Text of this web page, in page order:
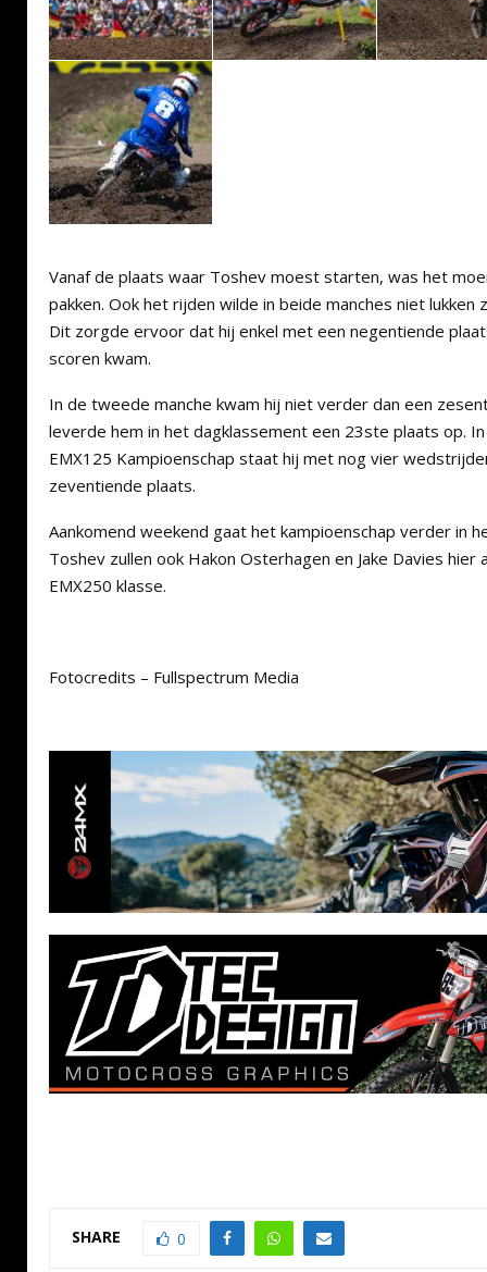
Vanaf de plaats waar Toshev moest starten, was het
pakken. Ook het rijden wilde in beide manches niet lukken
Dit zorgde ervoor dat hij enkel met een negentiende
scoren kwam.
In de tweede manche kwam hij niet verder dan een
leverde hem in het dagklassement een 23ste plaats op.
EMX125 Kampioenschap staat hij met nog vier
zeventiende plaats.
Aankomend weekend gaat het kampioenschap verder in
Toshev zullen ook Hakon Osterhagen en Jake Davies hier
EMX250 klasse.
Fotocredits – Fullspectrum Media
SHARE 0